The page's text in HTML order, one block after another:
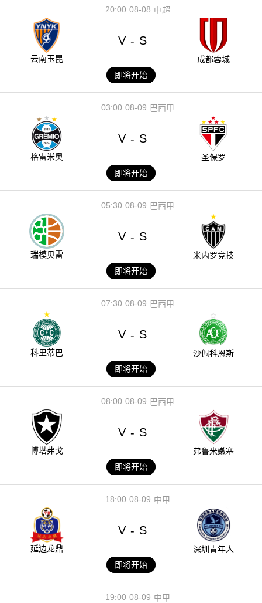
08-08
20:00 中超
云南玉昆
V - S
成都蓉城
即将开始
08-09
03:00 巴西甲
格雷米奥
V - S
圣保罗
即将开始
08-09
05:30 巴西甲
瑞模贝雷
V - S
米内罗竞技
即将开始
08-09
07:30 巴西甲
科里蒂巴
V - S
沙佩科恩斯
即将开始
08-09
08:00 巴西甲
博塔弗戈
V - S
弗鲁米嫩塞
即将开始
08-09
18:00 中甲
延边龙鼎
V - S
深圳青年人
即将开始
08-09
19:00 中甲